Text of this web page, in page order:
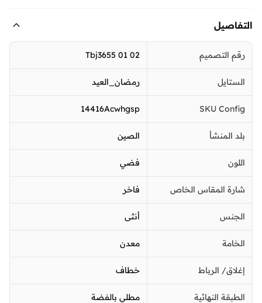
التفاصيل
رقم التصميم Tbj3655 01 02
الستايل رمضان_العيد
SKU Config
14416Acwhgsp
بلد المنشأ الصين
اللون فضي
شارة المقاس الخاص فاخر
الجنس أنثى
الخامة معدن
إغلاق/ الرباط خطاف
الطبقة النهائية مطلي بالفضة